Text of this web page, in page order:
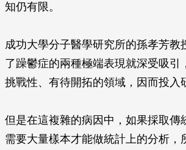
知仍有限。
成功大學分子醫學研究所的孫孝芳教
了躁鬱症的兩種極端表現就深受吸引
挑戰性、有待開拓的領域，因而投入
但是在這複雜的病因中，如果採取傳
需要大量樣本才能做統計上的分析，